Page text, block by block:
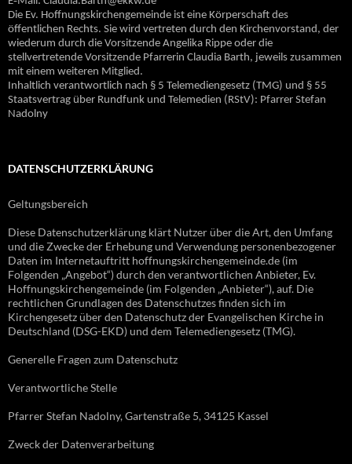
Die Ev. Hoffnungskirchengemeinde ist eine Körperschaft des
öffentlichen Rechts. Sie wird vertreten durch den Kirchenvorstand, der
wiederum durch die Vorsitzende Angelika Rippe oder die
stellvertretende Vorsitzende Pfarrerin Claudia Barth, jeweils zusammen
mit einem weiteren Mitglied.
Inhaltlich verantwortlich nach § 5 Telemediengesetz (TMG) und § 55
Staatsvertrag über Rundfunk und Telemedien (RStV): Pfarrer Stefan
Nadolny
DATENSCHUTZERKLÄRUNG
Geltungsbereich
Diese Datenschutzerklärung klärt Nutzer über die Art, den Umfang
und die Zwecke der Erhebung und Verwendung personenbezogener
Daten im Internetauftritt hoffnungskirchengemeinde.de (im
Folgenden „Angebot“) durch den verantwortlichen Anbieter, Ev.
Hoffnungskirchengemeinde (im Folgenden „Anbieter“), auf. Die
rechtlichen Grundlagen des Datenschutzes finden sich im
Kirchengesetz über den Datenschutz der Evangelischen Kirche in
Deutschland (DSG-EKD) und dem Telemediengesetz (TMG).
Generelle Fragen zum Datenschutz
Verantwortliche Stelle
Pfarrer Stefan Nadolny, Gartenstraße 5, 34125 Kassel
Zweck der Datenverarbeitung